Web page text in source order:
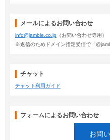
メールによるお問い合わせ
info@jamble.co.jp （お問い合わせ専用）
※返信のためドメイン指定受信で「
チャット
チャット利用ガイド
フォームによるお問い合わせ
お問